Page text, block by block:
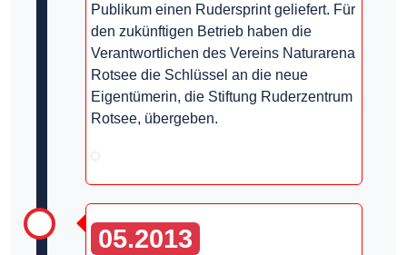
Publikum einen Rudersprint geliefert. Für
den zukünftigen Betrieb haben die
Verantwortlichen des Vereins Naturarena
Rotsee die Schlüssel an die neue
Eigentümerin, die Stiftung Ruderzentrum
Rotsee, übergeben.
05.2013